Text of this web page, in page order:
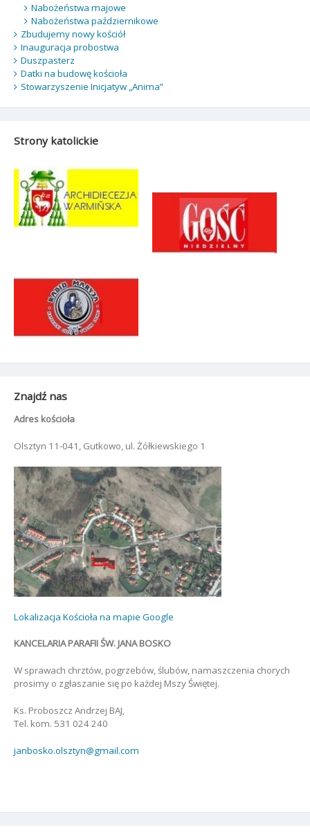
Nabożeństwa majowe
Nabożeństwa październikowe
Zbudujemy nowy kościół
Inauguracja probostwa
Duszpasterz
Datki na budowę kościoła
Stowarzyszenie Inicjatyw „Anima”
Strony katolickie
Znajdź nas
Adres kościoła
Olsztyn 11-041, Gutkowo, ul. Żółkiewskiego 1
Lokalizacja Kościoła na mapie Google
KANCELARIA PARAFII ŚW. JANA BOSKO
W sprawach chrztów, pogrzebów, ślubów, namaszczenia chorych
prosimy o zgłaszanie się po każdej Mszy Świętej.
Ks. Proboszcz Andrzej BAJ,
Tel. kom. 531 024 240
janbosko.olsztyn@gmail.com